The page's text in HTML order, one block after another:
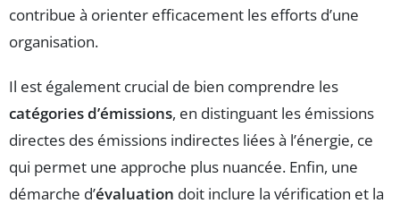
contribue à orienter efficacement les efforts d’une
organisation.
Il est également crucial de bien comprendre les
catégories d’émissions, en distinguant les émissions
directes des émissions indirectes liées à l’énergie, ce
qui permet une approche plus nuancée. Enfin, une
démarche d’évaluation doit inclure la vérification et la